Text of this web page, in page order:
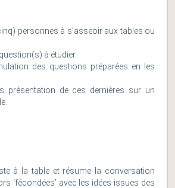
personnes à s’asseoir aux tables ou
à étudier.
des questions préparées en les
présentation de ces dernières sur un
à la table et résume la conversation
‘fécondées’ avec les idées issues des